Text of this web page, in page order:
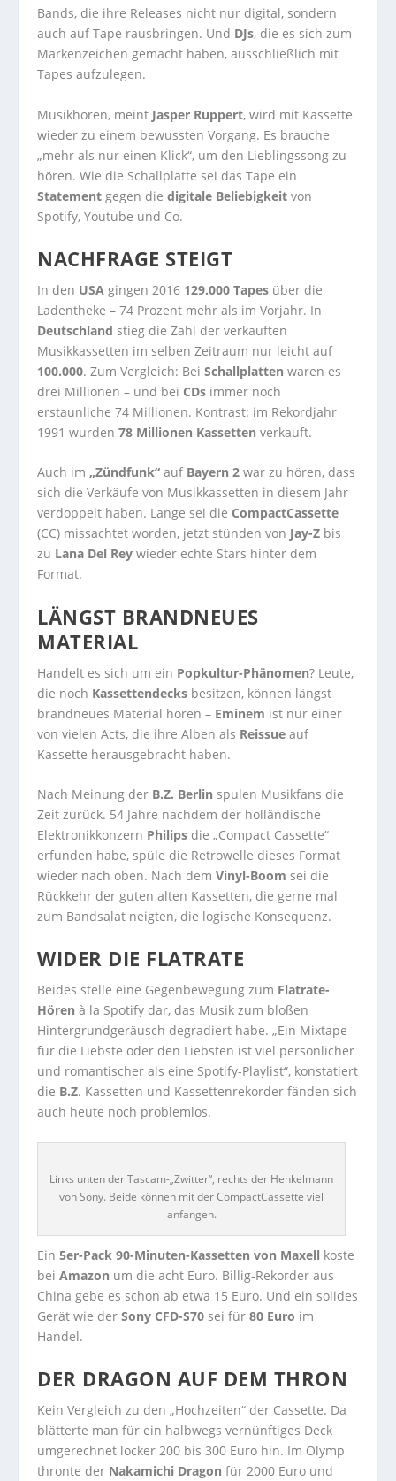
Bands, die ihre Releases nicht nur digital, sondern
auch auf Tape rausbringen. Und DJs, die es sich zum
Markenzeichen gemacht haben, ausschließlich mit
Tapes aufzulegen.
Musikhören, meint Jasper Ruppert, wird mit Kassette
wieder zu einem bewussten Vorgang. Es brauche
„mehr als nur einen Klick“, um den Lieblingssong zu
hören. Wie die Schallplatte sei das Tape ein
Statement gegen diedigitale Beliebigkeit von
Spotify, Youtube und Co.
NACHFRAGE STEIGT
In den USA gingen 2016 129.000 Tapes über die
Ladentheke – 74 Prozent mehr als im Vorjahr. In
Deutschland stieg die Zahl der verkauften
Musikkassetten im selben Zeitraum nur leicht auf
100.000. Zum Vergleich: BeiSchallplatten waren es
drei Millionen – und bei CDs immer noch
erstaunliche 74 Millionen. Kontrast: im Rekordjahr
1991 wurden78 Millionen Kassetten verkauft.
Auch im„Zündfunk“ auf Bayern 2 war zu hören, dass
sich die Verkäufe von Musikkassetten in diesem Jahr
verdoppelt haben. Lange sei die CompactCassette
(CC) missachtet worden, jetzt stünden von Jay-Z bis
zu Lana Del Rey wieder echte Stars hinter dem
Format.
LÄNGST BRANDNEUES
MATERIAL
Handelt es sich um ein Popkultur-Phänomen? Leute,
die noch Kassettendecks besitzen, können längst
brandneues Material hören – Eminem ist nur einer
von vielen Acts, die ihre Alben als Reissue auf
Kassette herausgebracht haben.
Nach Meinung der B.Z. Berlin spulen Musikfans die
Zeit zurück. 54 Jahre nachdem der holländische
Elektronikkonzern Philips die „Compact Cassette“
erfunden habe, spüle die Retrowelle dieses Format
wieder nach oben. Nach demVinyl-Boom sei die
Rückkehr der guten alten Kassetten, die gerne mal
zum Bandsalat neigten, die logische Konsequenz.
WIDER DIE FLATRATE
Beides stelle eine Gegenbewegung zum Flatrate-
Hören à la Spotify dar, das Musik zum bloßen
Hintergrundgeräusch degradiert habe. „Ein Mixtape
für die Liebste oder den Liebsten ist viel persönlicher
und romantischer als eine Spotify-Playlist“, konstatiert
die B.Z. Kassetten und Kassettenrekorder fänden sich
auch heute noch problemlos.
Links unten der Tascam-„Zwitter“, rechts der Henkelmann
von Sony. Beide können mit der CompactCassette viel
anfangen.
Ein 5er-Pack 90-Minuten-Kassetten von Maxell koste
beiAmazon um die acht Euro. Billig-Rekorder aus
China gebe es schon ab etwa 15 Euro. Und ein solides
Gerät wie derSony CFD-S70 sei für80 Euro im
Handel.
DER DRAGON AUF DEM THRON
Kein Vergleich zu den „Hochzeiten“ der Cassette. Da
blätterte man für ein halbwegs vernünftiges Deck
umgerechnet locker 200 bis 300 Euro hin. Im Olymp
thronte der Nakamichi Dragon für 2000 Euro und